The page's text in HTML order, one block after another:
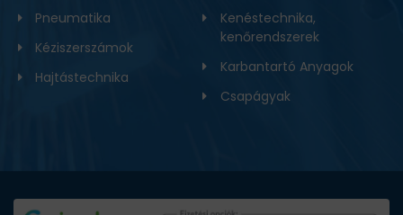
Pneumatika
Kéziszerszámok
Hajtástechnika
Kenéstechnika,
kenőrendszerek
Karbantartó Anyagok
Csapágyak